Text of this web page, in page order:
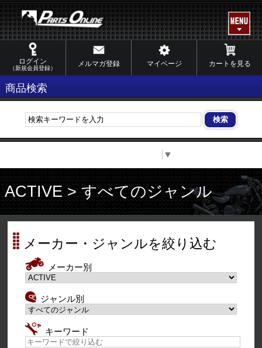
ログイン
（新規会員登録）
メルマガ登録 マイページ カートを見る
商品検索
▼
ACTIVE > すべてのジャンル
メーカー・ジャンルを絞り込む
メーカー別
ジャンル別
キーワード